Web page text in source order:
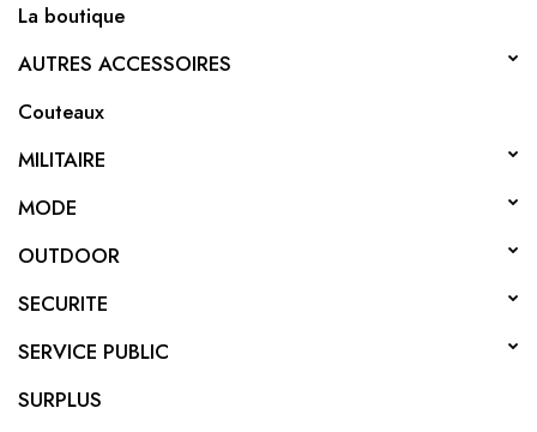
La boutique
AUTRES ACCESSOIRES
Couteaux
MILITAIRE
MODE
OUTDOOR
SECURITE
SERVICE PUBLIC
SURPLUS